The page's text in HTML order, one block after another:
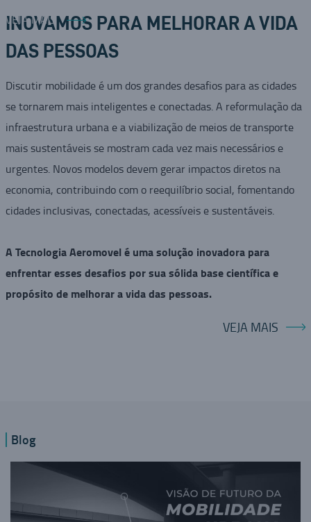
VEJA MAIS
INOVAMOS PARA MELHORAR A VIDA
DAS PESSOAS
Discutir mobilidade é um dos grandes desafios para as cidades
se tornarem mais inteligentes e conectadas. A reformulação da
infraestrutura urbana e a viabilização de meios de transporte
mais sustentáveis se mostram cada vez mais necessários e
urgentes. Novos modelos devem gerar impactos diretos na
economia, contribuindo com o reequilíbrio social, fomentando
cidades inclusivas, conectadas, acessíveis e sustentáveis.
A Tecnologia Aeromovel é uma solução inovadora para
enfrentar esses desafios por sua sólida base científica e
propósito de melhorar a vida das pessoas.
VEJA MAIS
Blog